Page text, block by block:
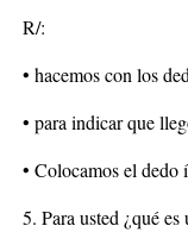
R/:
• hacemos con los
• para indicar que
• Colocamos el dedo
5. Para usted ¿qué es